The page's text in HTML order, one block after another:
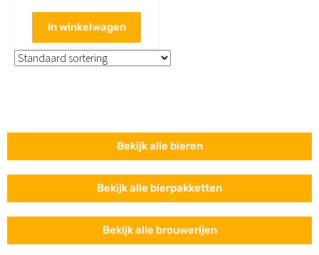
In winkelwagen
Bekijk alle bieren
Bekijk alle bierpakketten
Bekijk alle brouwerijen